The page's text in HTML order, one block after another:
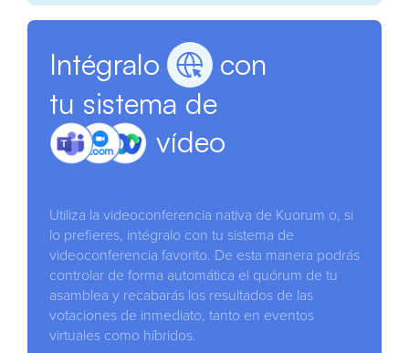
Intégralo
con
tu sistema de
vídeo
Utiliza la videoconferencia nativa de Kuorum o, si
lo prefieres, intégralo con tu sistema de
videoconferencia favorito. De esta manera podrás
controlar de forma automática el quórum de tu
asamblea y recabarás los resultados de las
votaciones de inmediato, tanto en eventos
virtuales como híbridos.